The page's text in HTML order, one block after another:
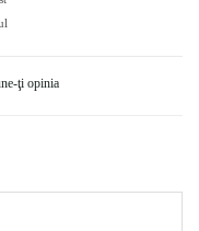
ţi opinia